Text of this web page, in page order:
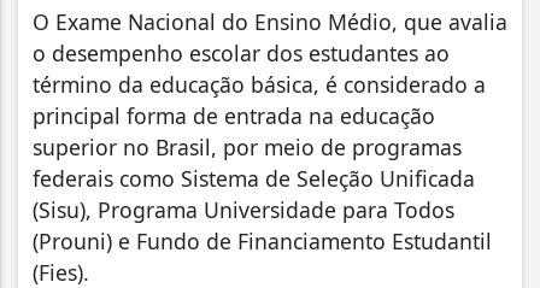
O Exame Nacional do Ensino Médio, que avalia
o desempenho escolar dos estudantes ao
término da educação básica, é considerado a
principal forma de entrada na educação
superior no Brasil, por meio de programas
federais como Sistema de Seleção Unificada
(Sisu), Programa Universidade para Todos
(Prouni) e Fundo de Financiamento Estudantil
(Fies).